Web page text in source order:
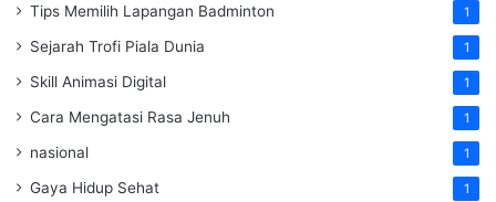
Tips Memilih Lapangan Badminton 1
Sejarah Trofi Piala Dunia 1
Skill Animasi Digital 1
Cara Mengatasi Rasa Jenuh 1
nasional 1
Gaya Hidup Sehat 1